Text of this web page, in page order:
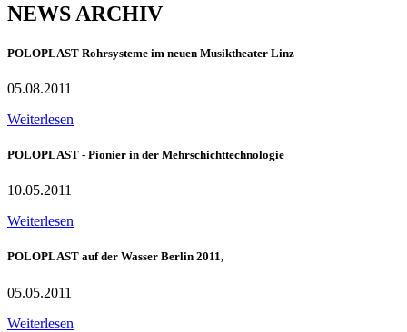
NEWS ARCHIV
POLOPLAST Rohrsysteme im neuen Musiktheater Linz
05.08.2011
Weiterlesen
POLOPLAST - Pionier in der Mehrschichttechnologie
10.05.2011
Weiterlesen
POLOPLAST auf der Wasser Berlin 2011,
05.05.2011
Weiterlesen